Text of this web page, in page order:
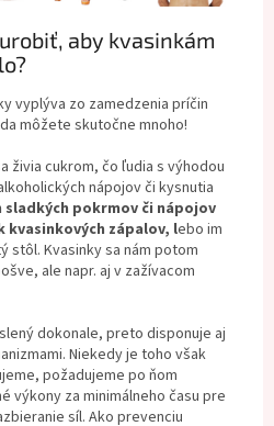
aby kvasinkám
vyplýva zo zamedzenia príčin
môžete skutočne mnoho!
živia cukrom, čo ľudia s výhodou
nápojov či kysnutia
pokrmov či nápojov
zápalov, lebo im
Kvasinky sa nám potom
ale napr. aj v zažívacom
dokonale, preto disponuje aj
Niekedy je toho však
požadujeme po ňom
výkony za minimálneho času pre
síl. Ako prevenciu